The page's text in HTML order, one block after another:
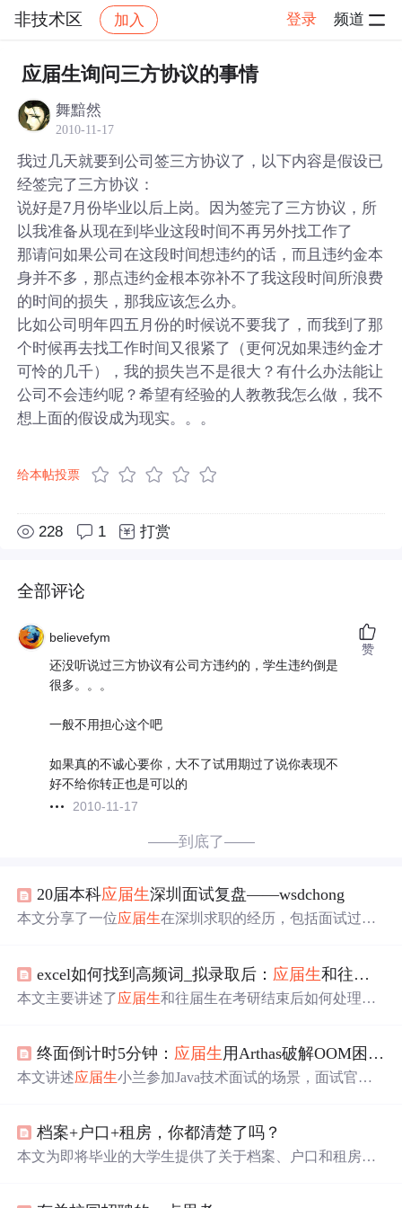
非技术区 加入 登录 频道
社区 非技术区 帖子详情
应届生询问三方协议的事情
舞黯然
2010-11-17
我过几天就要到公司签三方协议了，以下内容是假设已
经签完了三方协议：
说好是7月份毕业以后上岗。因为签完了三方协议，所
以我准备从现在到毕业这段时间不再另外找工作了
那请问如果公司在这段时间想违约的话，而且违约金本
身并不多，那点违约金根本弥补不了我这段时间所浪费
的时间的损失，那我应该怎么办。
比如公司明年四五月份的时候说不要我了，而我到了那
个时候再去找工作时间又很紧了（更何况如果违约金才
可怜的几千），我的损失岂不是很大？有什么办法能让
公司不会违约呢？希望有经验的人教教我怎么做，我不
想上面的假设成为现实。。。
给本帖投票
228 1 打赏
全部评论
believefym
还没听说过三方协议有公司方违约的，学生违约倒是
很多。。。
一般不用担心这个吧
如果真的不诚心要你，大不了试用期过了说你表现不
好不给你转正也是可以的
2010-11-17
赞
——到底了——
20届本科应届生深圳面试复盘——wsdchong
本文分享了一位应届生在深圳求职的经历，包括面试过
excel如何找到高频词_拟录取后： 应届生和往届生档案哪里找；重灾院校区；高频词背诵表...
本文主要讲述了应届生和往届生在考研结束后如何处理档
大学英语笔译、天津大学全日制会计硕士和南京大学法律
(非法学)等专业，复试竞争激烈。此外，还分享了考研云
终面倒计时5分钟： 应届生 用Arthas破解OOM困局，P8考官紧盯FullGC日志
本文讲述应届生小兰参加Java技术面试的场景，面试官询
了相关技术知识，肯定了小兰的积极态度，也指出技术面
试需注重准确性和专业性。
档案+户口+租房，你都清楚了吗？
本文为即将毕业的大学生提供了关于档案、户口和租房的